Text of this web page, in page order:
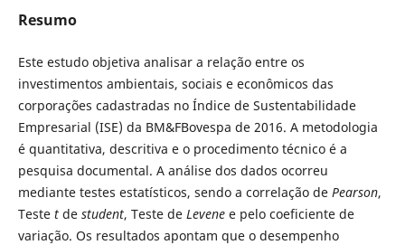
Resumo
Este estudo objetiva analisar a relação entre os
investimentos ambientais, sociais e econômicos das
corporações cadastradas no Índice de Sustentabilidade
Empresarial (ISE) da BM&FBovespa de 2016. A metodologia
é quantitativa, descritiva e o procedimento técnico é a
pesquisa documental. A análise dos dados ocorreu
mediante testes estatísticos, sendo a correlação de Pearson,
Teste tde student, Teste de Levene e pelo coeficiente de
variação. Os resultados apontam que o desempenho